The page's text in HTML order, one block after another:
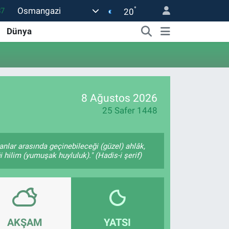
Osmangazi 20°
Dünya
8 Ağustos 2026
25 Safer 1448
arasında geçinebileceği (güzel) ahlâk,
hilim (yumuşak huyluluk)." (Hadis-i şerif)
AKŞAM YATSI